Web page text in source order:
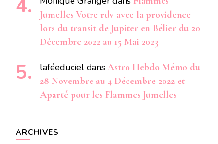
Jumelles Votre rdv avec la providence
lors du transit de Jupiter en Bélier du 20
Décembre 2022 au 15 Mai 2023
laféeduciel dans Astro Hebdo Mémo du
28 Novembre au 4 Décembre 2022 et
Aparté pour les Flammes Jumelles
ARCHIVES